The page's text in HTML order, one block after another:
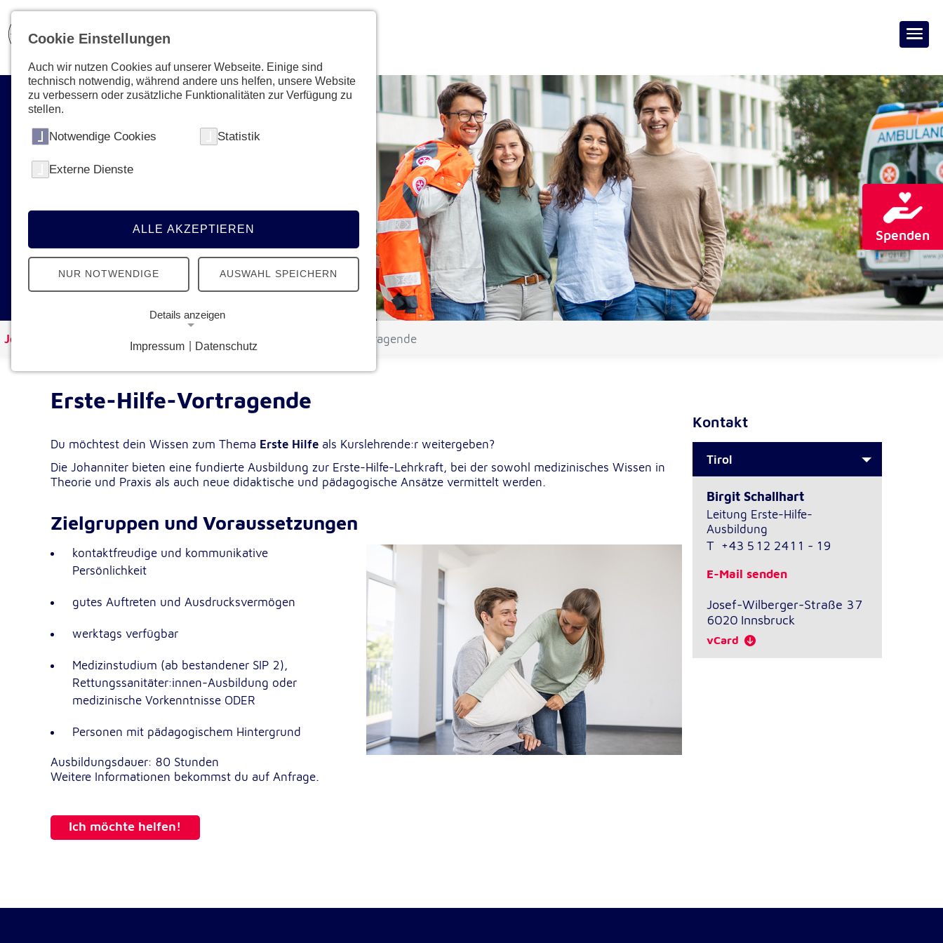
Spenden
Gemeinsam mehr
bewegen!
Ehrenamt ist ein wichtiger Beitrag für
deine Mitmenschen. Gemeinsam mit den
Johanniter Österreich Mitmachen Ehrenamt Erste-Hilfe-Vortragende
Erste-Hilfe-Vortragende
Du möchtest dein Wissen zum Thema Erste Hilfe als Kurslehrende:r weitergeben?
Die Johanniter bieten eine fundierte Ausbildung zur Erste-Hilfe-Lehrkraft, bei der sowohl medizinisches Wissen in
Theorie und Praxis als auch neue didaktische und pädagogische Ansätze vermittelt werden.
Zielgruppen und Voraussetzungen
kontaktfreudige und kommunikative
Persönlichkeit
gutes Auftreten und Ausdrucksvermögen
werktags verfügbar
Medizinstudium (ab bestandener SIP 2),
Rettungssanitäter:innen-Ausbildung oder
medizinische Vorkenntnisse ODER
Personen mit pädagogischem Hintergrund
Ausbildungsdauer: 80 Stunden
Weitere Informationen bekommst du auf Anfrage.
Ich möchte helfen!
Kontakt
Tirol
Birgit Schallhart
Leitung Erste-Hilfe-
Ausbildung
T +43 512 2411 - 19
E-Mail senden
Josef-Wilberger-Straße 37
6020 Innsbruck
vCard
Cookie Einstellungen
Auch wir nutzen Cookies auf unserer Webseite. Einige sind
technisch notwendig, während andere uns helfen, unsere Website
zu verbessern oder zusätzliche Funktionalitäten zur Verfügung zu
stellen.
Notwendige Cookies Statistik
Externe Dienste
ALLE AKZEPTIEREN
NUR NOTWENDIGE AUSWAHL SPEICHERN
Details anzeigen
Notwendige Cookies ermöglichen grundlegende Funktionen
und sind für die einwandfreie Funktion der Website
erforderlich.
Google Analytics Opt-Out-Cookie
Name: gaOptout
Analytics Opt-Out
Dieser Cookie speichert die ausgewählten
Cookie Laufzeit: 1 Jahr
Statistik
Statistik Cookies erfassen Informationen anonym. Diese
Informationen helfen uns zu verstehen, wie unsere Besucher
Google Analytics
Impressum Datenschutz